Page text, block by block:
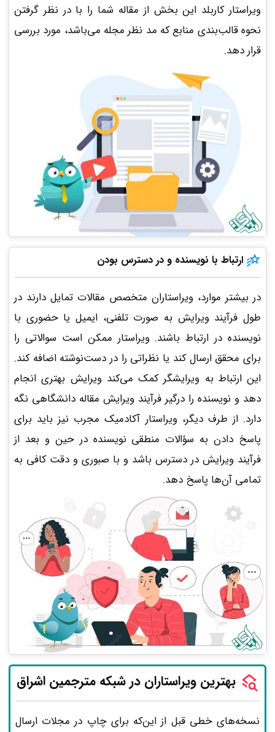
ویراستار کاربلد این بخش از مقاله شما را با در نظر گرفتن
نحوه قالب‌بندی منابع که مد نظر مجله می‌باشد، مورد بررسی
قرار دهد.
ارتباط با نویسنده و در دسترس بودن
در بیشتر موارد، ویراستاران متخصص مقالات تمایل دارند در
طول فرآیند ویرایش به صورت تلفنی، ایمیل یا حضوری با
نویسنده در ارتباط باشند. ویراستار ممکن است سوالاتی را
برای محقق ارسال کند یا نظراتی را در دست‌نوشته اضافه کند.
این ارتباط به ویرایشگر کمک می‌کند ویرایش بهتری انجام
دهد و نویسنده را درگیر فرآیند ویرایش مقاله دانشگاهی نگه
دارد. از طرف دیگر، ویراستار آکادمیک مجرب نیز باید برای
پاسخ دادن به سؤالات منطقی نویسنده در حین و بعد از
فرآیند ویرایش در دسترس باشد و با صبوری و دقت کافی به
تمامی آن‌ها پاسخ دهد.
بهترینویراستاران در شبکه مترجمین اشراق
نسخه‌های خطی قبل از این‌که برای چاپ در مجلات ارسال